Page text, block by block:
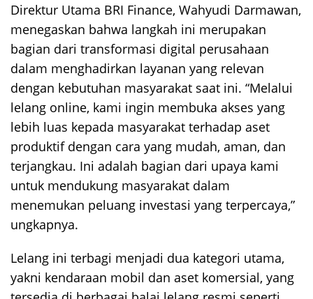
Direktur Utama BRI Finance, Wahyudi Darmawan,
menegaskan bahwa langkah ini merupakan
bagian dari transformasi digital perusahaan
dalam menghadirkan layanan yang relevan
dengan kebutuhan masyarakat saat ini. “Melalui
lelang online, kami ingin membuka akses yang
lebih luas kepada masyarakat terhadap aset
produktif dengan cara yang mudah, aman, dan
terjangkau. Ini adalah bagian dari upaya kami
untuk mendukung masyarakat dalam
menemukan peluang investasi yang terpercaya,”
ungkapnya.
Lelang ini terbagi menjadi dua kategori utama,
yakni kendaraan mobil dan aset komersial, yang